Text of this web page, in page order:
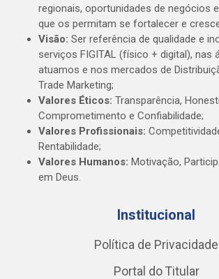
regionais, oportunidades de negócios
que os permitam se fortalecer e
Visão: Ser referência de qualidade e
serviços FIGITAL (físico + digital), nas
atuamos e nos mercados de
Trade Marketing;
Valores Éticos: Transparência,
Comprometimento e Confiabilidade;
Valores Profissionais:
Rentabilidade;
Valores Humanos: Motivação,
em Deus.
Institucional
Política de Privacidade
Portal do Titular